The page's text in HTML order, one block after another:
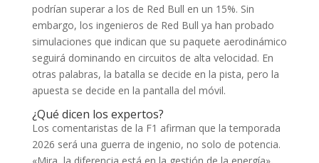
podrían superar a los de Red Bull en un 15%. Sin
embargo, los ingenieros de Red Bull ya han probado
simulaciones que indican que su paquete aerodinámico
seguirá dominando en circuitos de alta velocidad. En
otras palabras, la batalla se decide en la pista, pero la
apuesta se decide en la pantalla del móvil.
¿Qué dicen los expertos?
Los comentaristas de la F1 afirman que la temporada
2026 será una guerra de ingenio, no solo de potencia.